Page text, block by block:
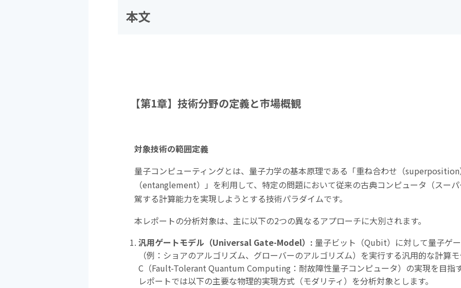
本文
【第1章】技術分野の定義と市場概観
対象技術の範囲定義
量子コンピューティングとは、量子力学の基本原理である「重ね合わせ（superposition
（entanglement）」を利用して、特定の問題において従来の古典コンピュータ（スー
駕する計算能力を実現しようとする技術パラダイムです。
本レポートの分析対象は、主に以下の2つの異なるアプローチに大別されます。
汎用ゲートモデル（Universal Gate-Model） : 量子ビット（Qubit）に対して量子ゲ
（例：ショアのアルゴリズム、グローバーのアルゴリズム）を実行する汎用的な計算
C （Fault-Tolerant Quantum Computing ：耐故障性量子コンピュータ）の実現を目
レポートでは以下の主要な物理的実現方式（モダリティ）を分析対象とします。